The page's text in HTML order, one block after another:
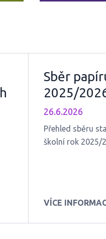
Sběr
2025/
26.6.2026
Přehled sběru
školní rok 2025/
VÍCE